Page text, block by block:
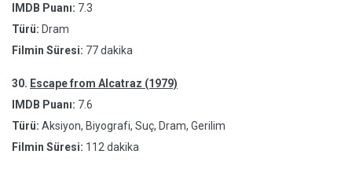
IMDB Puanı: 7.3
Türü: Dram
Filmin Süresi: 77 dakika
30. Escape from Alcatraz (1979)
IMDB Puanı: 7.6
Türü: Aksiyon, Biyografi, Suç, Dram, Gerilim
Filmin Süresi: 112 dakika